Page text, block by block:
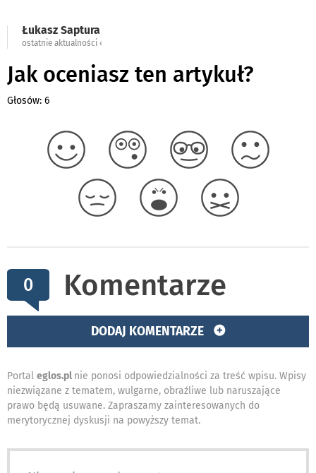
Łukasz Saptura
ostatnie aktualności ‹
Jak oceniasz ten artykuł?
Głosów: 6
0 Komentarze
DODAJ KOMENTARZE
Portal eglos.pl nie ponosi odpowiedzialności za treść wpisu. Wpisy
niezwiązane z tematem, wulgarne, obraźliwe lub naruszające
prawo będą usuwane. Zapraszamy zainteresowanych do
merytorycznej dyskusji na powyższy temat.